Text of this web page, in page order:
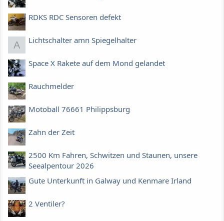
RDKS RDC Sensoren defekt
A Lichtschalter amn Spiegelhalter
Space X Rakete auf dem Mond gelandet
Rauchmelder
Motoball 76661 Philippsburg
Zahn der Zeit
2500 Km Fahren, Schwitzen und Staunen, unsere
Seealpentour 2026
Gute Unterkunft in Galway und Kenmare Irland
2 Ventiler?